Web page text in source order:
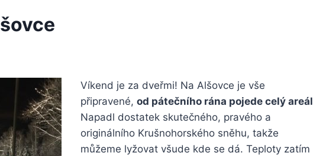
Víkend je za dveřmi! Na Alšovce je vše
připravené, od pátečního rána pojede celý areál
Napadl dostatek skutečného, pravého a
originálního Krušnohorského sněhu, takže
můžeme lyžovat všude kde se dá. Teploty zatím